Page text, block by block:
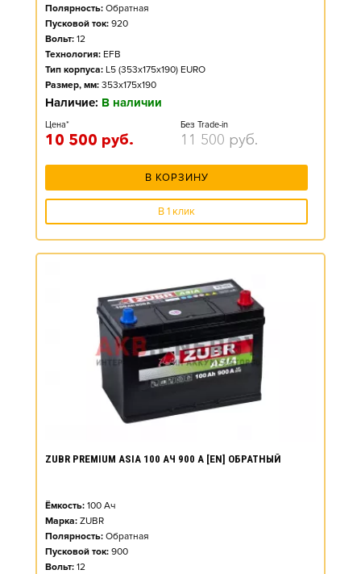
Полярность: Обратная
Пусковой ток: 920
Вольт: 12
Технология: EFB
Тип корпуса: L5 (353x175x190) EURO
Размер, мм: 353x175x190
Наличие: В наличии
Цена*
10 500 руб.
Без Trade-in
11 500 руб.
В КОРЗИНУ
В 1 клик
ZUBR PREMIUM ASIA 100 АЧ 900 А [EN] ОБРАТНЫЙ
Ёмкость: 100 Ач
Марка: ZUBR
Полярность: Обратная
Пусковой ток: 900
Вольт: 12